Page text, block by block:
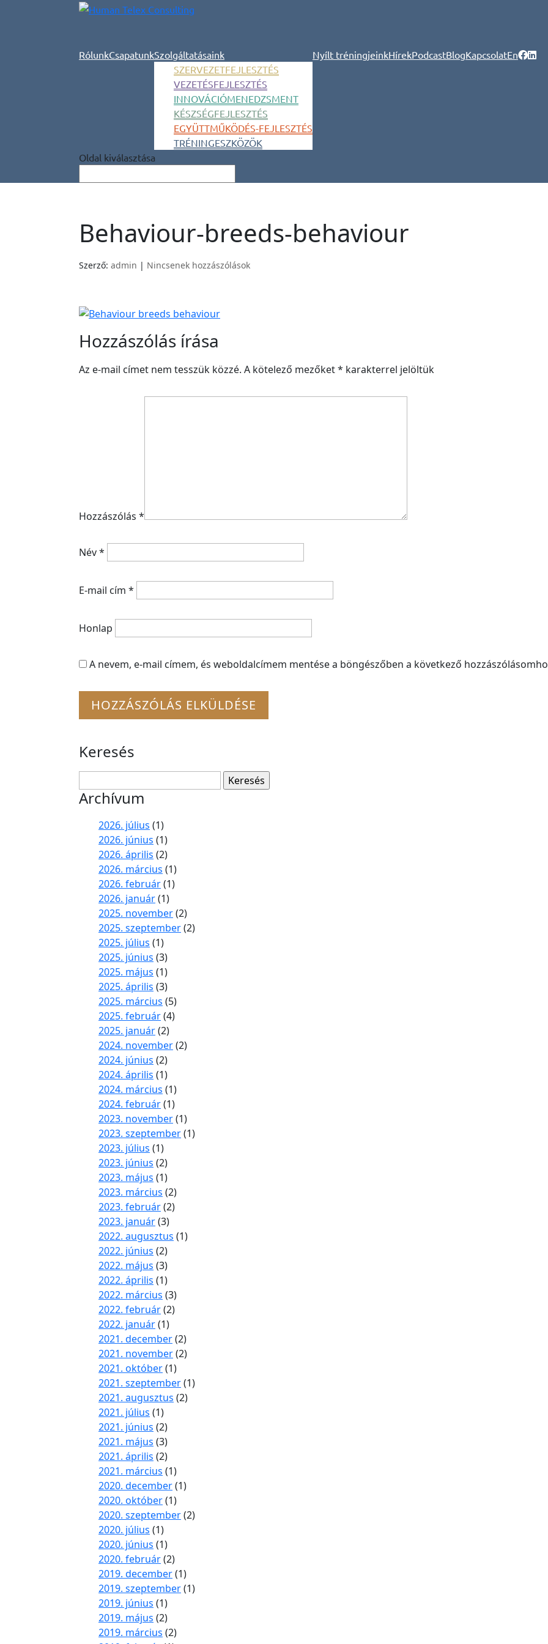
RólunkCsapatunkSzolgáltatásaink
SZERVEZETFEJLESZTÉS
VEZETÉSFEJLESZTÉS
INNOVÁCIÓMENEDZSMENT
KÉSZSÉGFEJLESZTÉS
EGYÜTTMŰKÖDÉS-FEJLESZTÉS
TRÉNINGESZKÖZÖK
Nyílt tréningjeinkHírekPodcastBlogKapcsolatEn
Oldal kiválasztása
Behaviour-breeds-behaviour
Szerző: admin | Nincsenek hozzászólások
Hozzászólás írása
Az e-mail címet nem tesszük közzé. A kötelező mezőket* karakterrel jelöltük
Hozzászólás *
Név*
E-mail cím *
Honlap
A nevem, e-mail címem, és weboldalcímem mentése a böngészőben a következő
Keresés
Archívum
2026. július (1)
2026. június (1)
2026. április (2)
2026. március (1)
2026. február(1)
2026. január(1)
2025. november(2)
2025. szeptember(2)
2025. július (1)
2025. június (3)
2025. május (1)
2025. április (3)
2025. március (5)
2025. február(4)
2025. január(2)
2024. november(2)
2024. június (2)
2024. április (1)
2024. március (1)
2024. február(1)
2023. november(1)
2023. szeptember(1)
2023. július (1)
2023. június (2)
2023. május (1)
2023. március (2)
2023. február(2)
2023. január(3)
2022. augusztus (1)
2022. június (2)
2022. május (3)
2022. április (1)
2022. március (3)
2022. február(2)
2022. január(1)
2021. december(2)
2021. november(2)
2021. október(1)
2021. szeptember(1)
2021. augusztus (2)
2021. július (1)
2021. június (2)
2021. május (3)
2021. április (2)
2021. március (1)
2020. december(1)
2020. október(1)
2020. szeptember(2)
2020. július (1)
2020. június (1)
2020. február(2)
2019. december(1)
2019. szeptember(1)
2019. június (1)
2019. május (2)
2019. március (2)